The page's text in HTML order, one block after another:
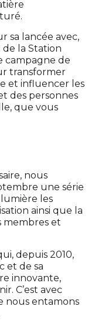
sa lancée avec,
de la Station
campagne de
transformer
et influencer les
des personnes
que vous
nous
une série
les
ainsi que la
membres et
depuis 2010,
et de sa
innovante,
C’est avec
nous entamons